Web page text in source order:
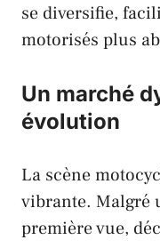
se diversifie,
motorisés plus
Un marché
évolution
La scène
vibrante. Malgré
première vue,